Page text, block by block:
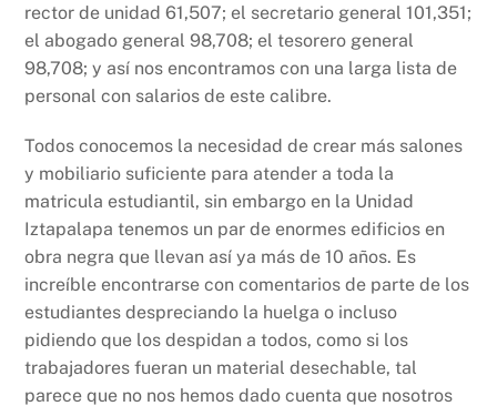
rector de unidad 61,507; el secretario general 101,351;
el abogado general 98,708; el tesorero general
98,708; y así nos encontramos con una larga lista de
personal con salarios de este calibre.
Todos conocemos la necesidad de crear más salones
y mobiliario suficiente para atender a toda la
matricula estudiantil, sin embargo en la Unidad
Iztapalapa tenemos un par de enormes edificios en
obra negra que llevan así ya más de 10 años. Es
increíble encontrarse con comentarios de parte de los
estudiantes despreciando la huelga o incluso
pidiendo que los despidan a todos, como si los
trabajadores fueran un material desechable, tal
parece que no nos hemos dado cuenta que nosotros